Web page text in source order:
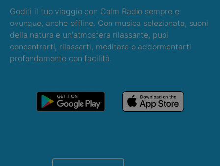
Goditi il tuo viaggio con Calm Radio sempre e
ovunque, anche offline. Con musica selezionata, suoni
della natura e un'atmosfera rilassante, puoi
concentrarti, rilassarti, meditare o addormentarti
profondamente con facilità.